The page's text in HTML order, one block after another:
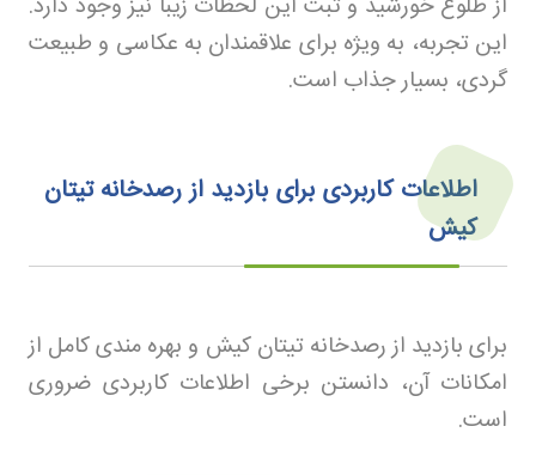
این تجربه، به ویژه برای علاقمندان به عکاسی و طبیعت‌
گردی، بسیار جذاب است.
اطلاعات کاربردی برای بازدید از رصدخانه تیتان
کیش
برای بازدید از رصدخانه تیتان کیش و بهره‌ مندی کامل از
امکانات آن، دانستن برخی اطلاعات کاربردی ضروری
است.